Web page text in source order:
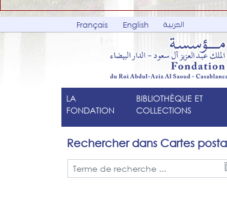
Français English العربية
LA
FONDATION
BIBLIOTHÈQUE ET
COLLECTIONS
Rechercher dans Cartes